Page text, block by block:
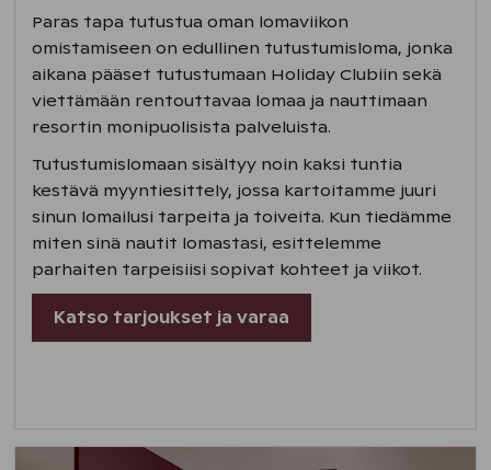
Paras tapa tutustua oman lomaviikon
omistamiseen on edullinen tutustumisloma, jonka
aikana pääset tutustumaan Holiday Clubiin sekä
viettämään rentouttavaa lomaa ja nauttimaan
resortin monipuolisista palveluista.
Tutustumislomaan sisältyy noin kaksi tuntia
kestävä myyntiesittely, jossa kartoitamme juuri
sinun lomailusi tarpeita ja toiveita. Kun tiedämme
miten sinä nautit lomastasi, esittelemme
parhaiten tarpeisiisi sopivat kohteet ja viikot.
Katso tarjoukset ja varaa